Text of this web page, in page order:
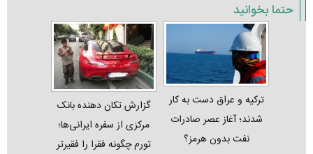
حتما بخوانید
ترکیه و عراق دست به کار
شدند؛ آغاز عصر صادرات
نفت بدون هرمز؟
گزارش تکان‌ دهنده بانک
مرکزی از سفره ایرانی‌ها؛
تورم چگونه فقرا را فقیرتر